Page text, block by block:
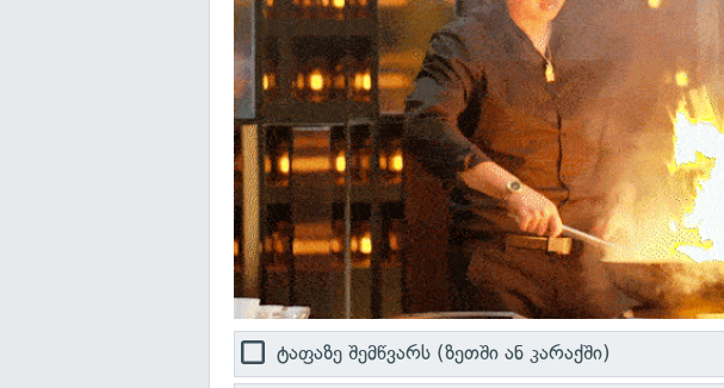
ტაფაზე შემწვარს (ზეთში ან კარაქში)